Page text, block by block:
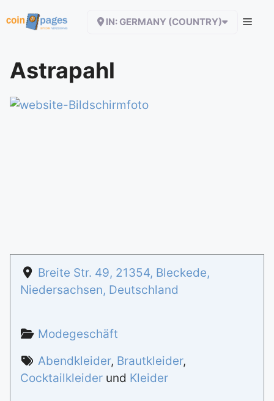
Inhalt
IN: GERMANY (COUNTRY)
Astrapahl
Breite Str. 49, 21354, Bleckede,
Niedersachsen, Deutschland
Modegeschäft
Abendkleider, Brautkleider,
Cocktailkleider und Kleider